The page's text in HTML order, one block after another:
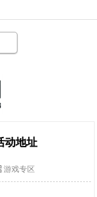
动地址
游戏专区